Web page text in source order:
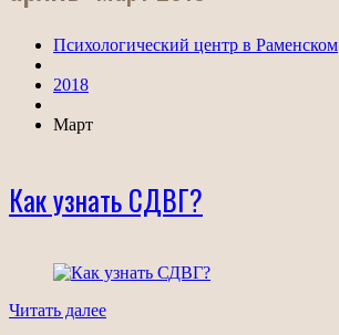
Психологический центр в Раменском
2018
Март
Как узнать СДВГ?
Читать далее